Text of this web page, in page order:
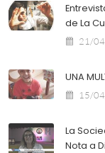
de La
21/
UNA
15/
La
Nota a